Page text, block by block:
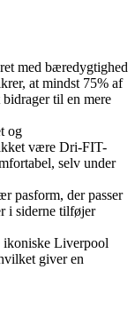
med bæredygtighed
at mindst 75% af
til en mere
og
være Dri-FIT-
selv under
pasform, der passer
i siderne tilføjer
ikoniske Liverpool
giver en